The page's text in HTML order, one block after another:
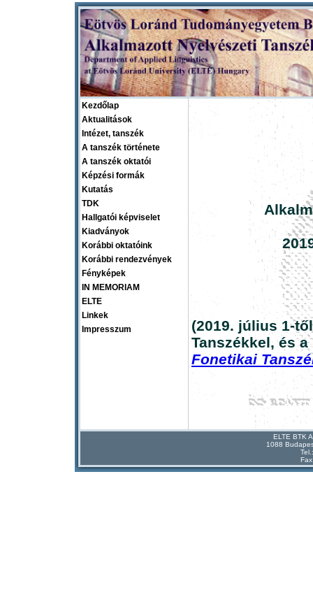
Kezdőlap
Aktualitások
Intézet, tanszék
A tanszék története
A tanszék oktatói
Képzési formák
Kutatás
TDK
Hallgatói képviselet
Kiadványok
Korábbi oktatóink
Korábbi rendezvények
Fényképek
IN MEMORIAM
ELTE
Linkek
Impresszum
(2019. július 1-
Tanszékkel, és
Fonetikai
ELTE BTK
1088